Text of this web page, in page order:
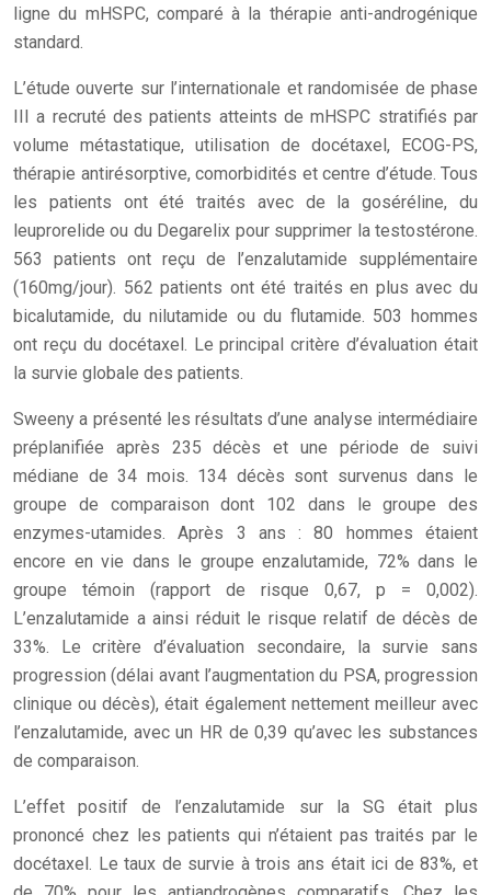
ligne du mHSPC, comparé à la thérapie anti-androgénique
standard.
L’étude ouverte sur l’internationale et randomisée de phase
III a recruté des patients atteints de mHSPC stratifiés par
volume métastatique, utilisation de docétaxel, ECOG-PS,
thérapie antirésorptive, comorbidités et centre d’étude. Tous
les patients ont été traités avec de la goséréline, du
leuprorelide ou du Degarelix pour supprimer la testostérone.
563 patients ont reçu de l’enzalutamide supplémentaire
(160mg/jour). 562 patients ont été traités en plus avec du
bicalutamide, du nilutamide ou du flutamide. 503 hommes
ont reçu du docétaxel. Le principal critère d’évaluation était
la survie globale des patients.
Sweeny a présenté les résultats d’une analyse intermédiaire
préplanifiée après 235 décès et une période de suivi
médiane de 34 mois. 134 décès sont survenus dans le
groupe de comparaison dont 102 dans le groupe des
enzymes-utamides. Après 3 ans : 80 hommes étaient
encore en vie dans le groupe enzalutamide, 72% dans le
groupe témoin (rapport de risque 0,67, p = 0,002).
L’enzalutamide a ainsi réduit le risque relatif de décès de
33%. Le critère d’évaluation secondaire, la survie sans
progression (délai avant l’augmentation du PSA, progression
clinique ou décès), était également nettement meilleur avec
l’enzalutamide, avec un HR de 0,39 qu’avec les substances
de comparaison.
L’effet positif de l’enzalutamide sur la SG était plus
prononcé chez les patients qui n’étaient pas traités par le
docétaxel. Le taux de survie à trois ans était ici de 83%, et